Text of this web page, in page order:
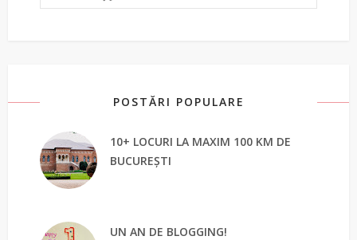
POSTĂRI POPULARE
10+ LOCURI LA MAXIM 100 KM DE
BUCUREȘTI
UN AN DE BLOGGING!